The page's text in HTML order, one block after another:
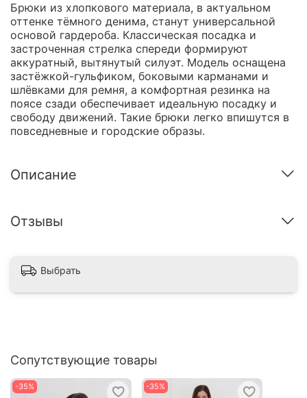
Брюки из хлопкового материала, в актуальном
оттенке тёмного денима, станут универсальной
основой гардероба. Классическая посадка и
застроченная стрелка спереди формируют
аккуратный, вытянутый силуэт. Модель оснащена
застёжкой-гульфиком, боковыми карманами и
шлёвками для ремня, а комфортная резинка на
поясе сзади обеспечивает идеальную посадку и
свободу движений. Такие брюки легко впишутся в
повседневные и городские образы.
Описание
Отзывы
Выбрать
Сопутствующие товары
-35% -35%